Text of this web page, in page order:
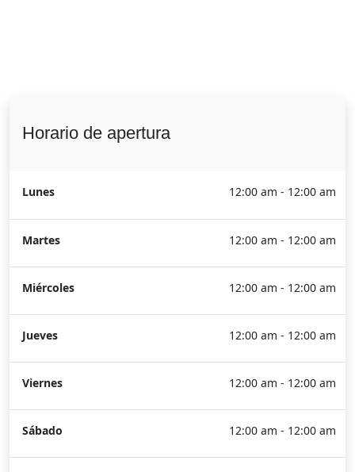
Horario de apertura
Lunes 12:00 am - 12:00 am
Martes 12:00 am - 12:00 am
Miércoles 12:00 am - 12:00 am
Jueves 12:00 am - 12:00 am
Viernes 12:00 am - 12:00 am
Sábado 12:00 am - 12:00 am